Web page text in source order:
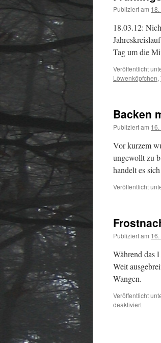
Publiziert am
18.03.12:
Tag um die
Veröffentlicht
Löwenköpfchen,
Backen
Publiziert am
Vor kurzem
ungewollt zu
handelt es
Veröffentlicht
Publiziert am
Während das
Weit
Wangen.
Veröffentlicht
deaktiviertfür